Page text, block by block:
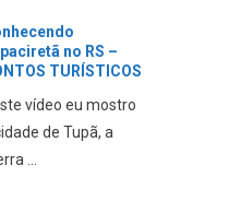
no RS –
TURÍSTICOS
vídeo eu mostro
de Tupã, a
...